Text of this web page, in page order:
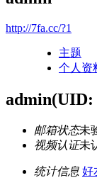
http://7fa.cc/?1
主题
个人资
admin(UID:
邮箱状态未
视频认证未
统计信息 好